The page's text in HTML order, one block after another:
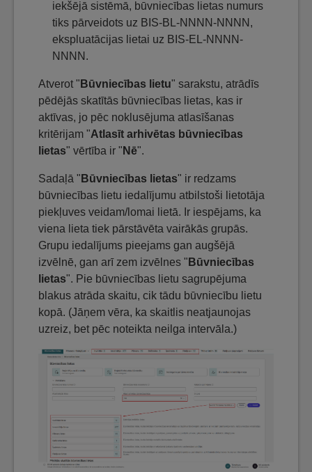
iekšējā sistēmā, būvniecības lietas numurs
tiks pārveidots uz BIS-BL-NNNN-NNNN,
ekspluatācijas lietai uz BIS-EL-NNNN-
NNNN.
Atverot " Būvniecības lietu" sarakstu, atrādīs
pēdējās skatītās būvniecības lietas, kas ir
aktīvas, jo pēc noklusējuma atlasīšanas
kritērijam "Atlasīt arhivētas būvniecības
lietas" vērtība ir " Nē".
Sadaļā " Būvniecības lietas" ir redzams
būvniecības lietu iedalījumu atbilstoši lietotāja
piekļuves veidam/lomai lietā. Ir iespējams, ka
viena lieta tiek pārstāvēta vairākās grupās.
Grupu iedalījums pieejams gan augšējā
izvēlnē, gan arī zem izvēlnes " Būvniecības
lietas". Pie būvniecības lietu sagrupējuma
blakus atrāda skaitu, cik tādu būvniecību lietu
kopā. (Jāņem vēra, ka skaitlis neatjaunojas
uzreiz, bet pēc noteikta neilga intervāla.)